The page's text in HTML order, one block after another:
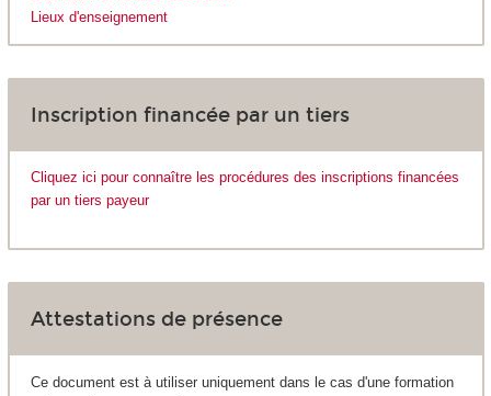
Lieux d'enseignement
Inscription financée par un tiers
Cliquez ici pour connaître les procédures des inscriptions financées
par un tiers payeur
Attestations de présence
Ce document est à utiliser uniquement dans le cas d'une formation